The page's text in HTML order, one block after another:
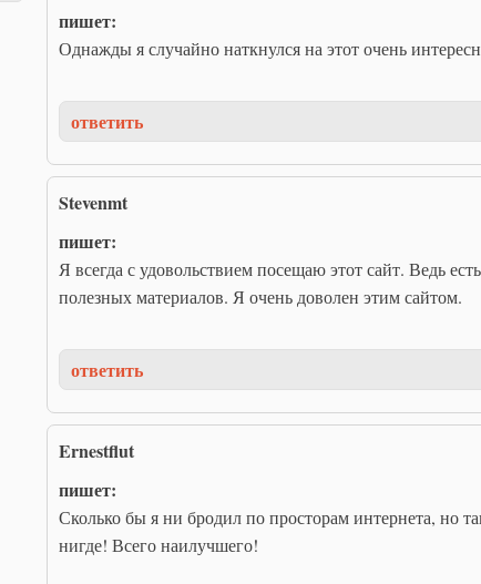
пишет:
Однажды я случайно наткнулся на этот очень
ответить
Stevenmt
пишет:
Я всегда с удовольствием посещаю этот сайт. Ведь
полезных материалов. Я очень доволен этим сайтом.
ответить
Ernestflut
пишет:
Сколько бы я ни бродил по просторам интернета, но
нигде! Всего наилучшего!